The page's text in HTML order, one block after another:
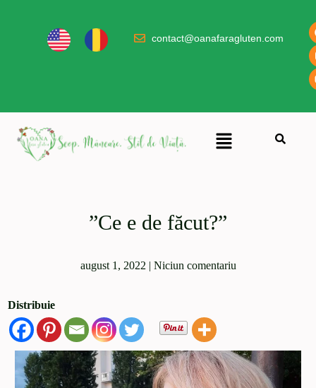
contact@oanafaragluten.com
”Ce e de făcut?”
august 1, 2022 | Niciun comentariu
Distribuie